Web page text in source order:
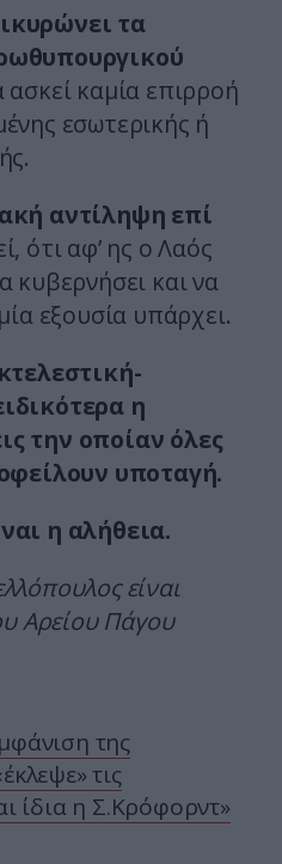
τα
ασκεί καμία επιρροή
εσωτερικής ή
αντίληψη επί
ότι αφ’ ης ο Λαός
κυβερνήσει και να
εξουσία υπάρχει.
η
την οποίαν όλες
υποταγή.
η αλήθεια.
είναι
Αρείου Πάγου
της
τις
ίδια η Σ.Κρόφορντ»